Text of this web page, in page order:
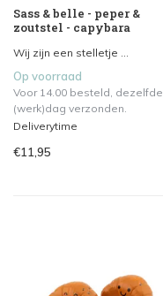
Sass & belle - peper &
zoutstel - capybara
Wij zijn een stelletje ...
Op voorraad
Voor 14.00 besteld, dezelfde
(werk)dag verzonden.
Deliverytime
€11,95